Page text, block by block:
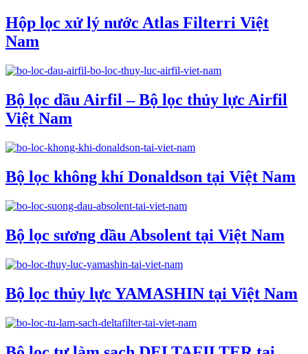
Hộp lọc xử lý nước Atlas Filterri Việt
Nam
Bộ lọc dầu Airfil – Bộ lọc thủy lực Airfil
Việt Nam
Bộ lọc không khí Donaldson tại Việt Nam
Bộ lọc sương dầu Absolent tại Việt Nam
Bộ lọc thủy lực YAMASHIN tại Việt Nam